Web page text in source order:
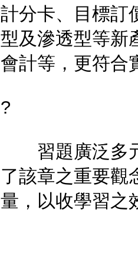
計分卡、目標訂
型及滲透型等新
會計等，更符合
?
習題廣泛多元
了該章之重要觀
量，以收學習之